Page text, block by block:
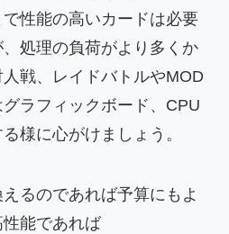
性能の高いカードは必要
処理の負荷がより多くか
戦、レイドバトルやMOD
ラフィックボード、CPU
様に心がけましょう。
るのであれば予算にもよ
能であれば